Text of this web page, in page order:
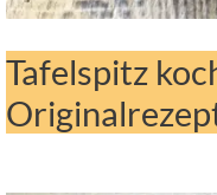
Tafelspitz